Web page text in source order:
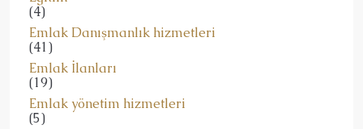
(4)
Emlak Danışmanlık hizmetleri
(41)
Emlak İlanları
(19)
Emlak yönetim hizmetleri
(5)